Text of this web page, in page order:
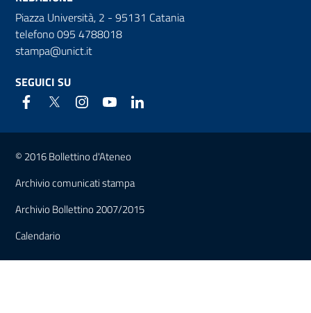
Piazza Università, 2 - 95131 Catania
telefono 095 4788018
stampa@unict.it
SEGUICI SU
Link e informazioni utili
© 2016 Bollettino d'Ateneo
Archivio comunicati stampa
Archivio Bollettino 2007/2015
Calendario